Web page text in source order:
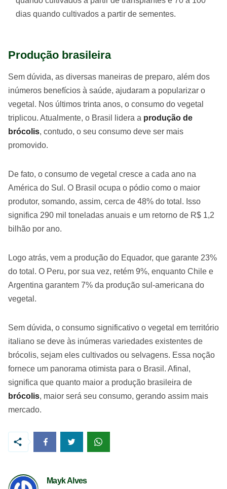
dias quando cultivados a partir de sementes.
Produção brasileira
Sem dúvida, as diversas maneiras de preparo, além dos
inúmeros benefícios à saúde, ajudaram a popularizar o
vegetal. Nos últimos trinta anos, o consumo do vegetal
triplicou. Atualmente, o Brasil lidera a produção de
brócolis, contudo, o seu consumo deve ser mais
promovido.
De fato, o consumo de vegetal cresce a cada ano na
América do Sul. O Brasil ocupa o pódio como o maior
produtor, somando, assim, cerca de 48% do total. Isso
significa 290 mil toneladas anuais e um retorno de R$ 1,2
bilhão por ano.
Logo atrás, vem a produção do Equador, que garante 23%
do total. O Peru, por sua vez, retém 9%, enquanto Chile e
Argentina garantem 7% da produção sul-americana do
vegetal.
Sem dúvida, o consumo significativo o vegetal em território
italiano se deve às inúmeras variedades existentes de
brócolis, sejam eles cultivados ou selvagens. Essa noção
fornece um panorama otimista para o Brasil. Afinal,
significa que quanto maior a produção brasileira de
brócolis, maior será seu consumo, gerando assim mais
mercado.
Mayk Alves